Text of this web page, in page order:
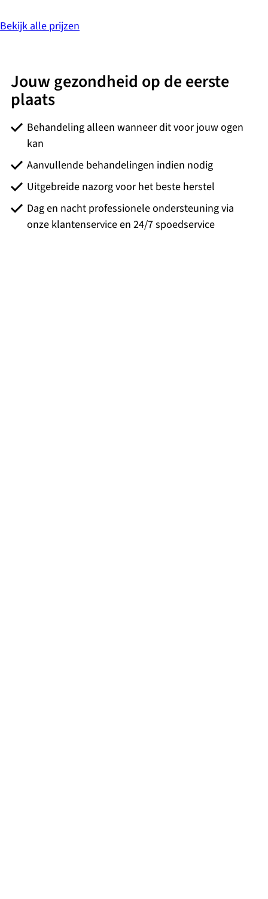
Bekijk alle prijzen
Jouw gezondheid op de eerste
plaats
Behandeling alleen wanneer dit voor jouw ogen
kan
Aanvullende behandelingen indien nodig
Uitgebreide nazorg voor het beste herstel
Dag en nacht professionele ondersteuning via
onze klantenservice en 24/7 spoedservice